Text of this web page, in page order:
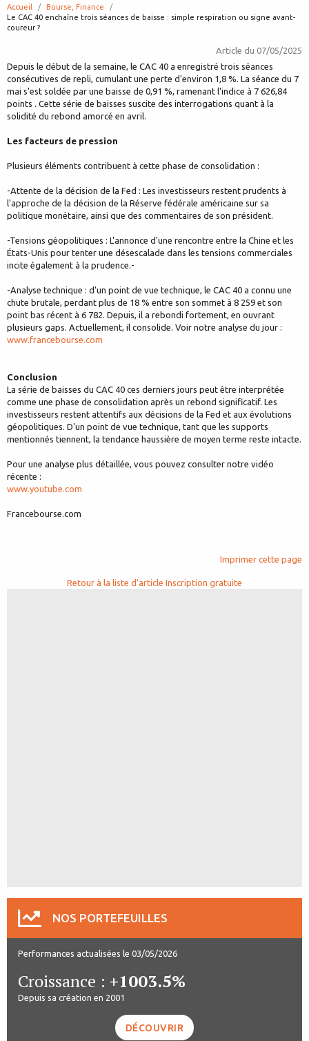
Accueil
Bourse, Finance
page:
Le CAC 40 enchaîne trois séances de baisse : simple respiration ou signe avant-
coureur ?
Article du 07/05/2025
Depuis le début de la semaine, le CAC 40 a enregistré trois séances
consécutives de repli, cumulant une perte d'environ 1,8 %. La séance du 7
mai s'est soldée par une baisse de 0,91 %, ramenant l'indice à 7 626,84
points . Cette série de baisses suscite des interrogations quant à la
solidité du rebond amorcé en avril.
Les facteurs de pression
Plusieurs éléments contribuent à cette phase de consolidation :
-Attente de la décision de la Fed : Les investisseurs restent prudents à
l'approche de la décision de la Réserve fédérale américaine sur sa
politique monétaire, ainsi que des commentaires de son président.
-Tensions géopolitiques : L'annonce d'une rencontre entre la Chine et les
États-Unis pour tenter une désescalade dans les tensions commerciales
incite également à la prudence.-
-Analyse technique : d'un point de vue technique, le CAC 40 a connu une
chute brutale, perdant plus de 18 % entre son sommet à 8 259 et son
point bas récent à 6 782. Depuis, il a rebondi fortement, en ouvrant
plusieurs gaps. Actuellement, il consolide. Voir notre analyse du jour :
www.francebourse.com
Conclusion
La série de baisses du CAC 40 ces derniers jours peut être interprétée
comme une phase de consolidation après un rebond significatif. Les
investisseurs restent attentifs aux décisions de la Fed et aux évolutions
géopolitiques. D'un point de vue technique, tant que les supports
mentionnés tiennent, la tendance haussière de moyen terme reste intacte.
Pour une analyse plus détaillée, vous pouvez consulter notre vidéo
récente :
www.youtube.com
Francebourse.com
Imprimer cette page
Retour à la liste d'article Inscription gratuite
NOS PORTEFEUILLES
Performances actualisées le 03/05/2026
Croissance : +1003.5%
Depuis sa création en 2001
DÉCOUVRIR